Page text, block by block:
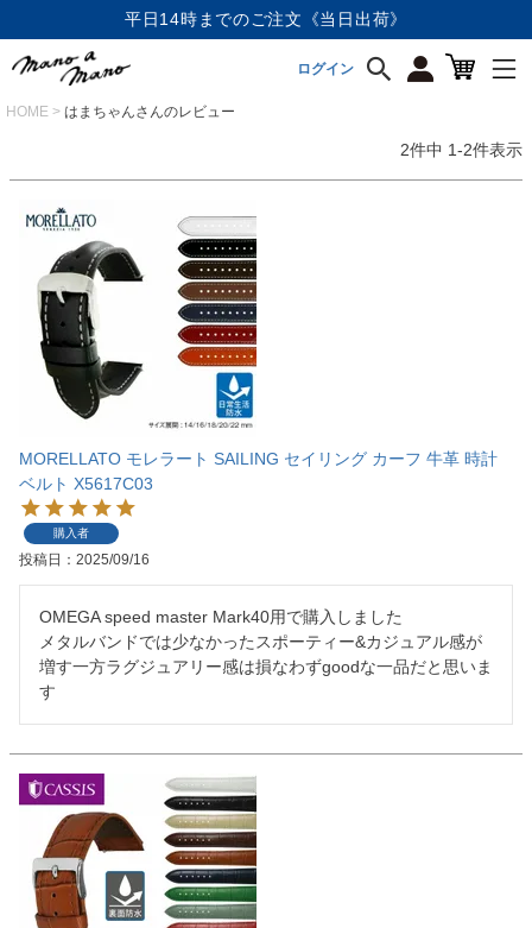
平日14時までのご注文《当日出荷》
ログイン
HOME はまちゃんさんのレビュー
2件中 1-2件表示
MORELLATO モレラート SAILING セイリング カーフ 牛革 時計
ベルト X5617C03
購入者
投稿日 2025/09/16
OMEGA speed master Mark40用で購入しました
メタルバンドでは少なかったスポーティー&カジュアル感が
増す一方ラグジュアリー感は損なわずgoodな一品だと思いま
す